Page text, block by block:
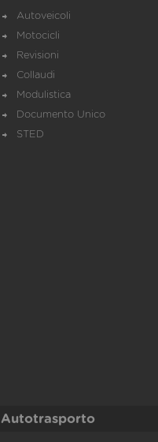
Autoveicoli
Motocicli
Revisioni
Collaudi
Modulistica
Documento Unico
STED
Autotrasporto